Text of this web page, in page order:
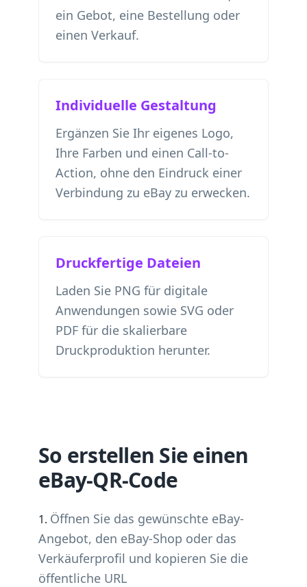
ein Gebot, eine Bestellung oder
einen Verkauf.
Individuelle Gestaltung
Ergänzen Sie Ihr eigenes Logo,
Ihre Farben und einen Call-to-
Action, ohne den Eindruck einer
Verbindung zu eBay zu erwecken.
Druckfertige Dateien
Laden Sie PNG für digitale
Anwendungen sowie SVG oder
PDF für die skalierbare
Druckproduktion herunter.
So erstellen Sie einen
eBay-QR-Code
Öffnen Sie das gewünschte eBay-
Angebot, den eBay-Shop oder das
Verkäuferprofil und kopieren Sie die
öffentliche URL